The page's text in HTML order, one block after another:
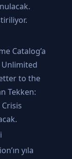
Catalog’a
Unlimited
to the
Tekken:
yıla